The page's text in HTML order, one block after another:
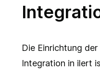
Die Einrichtung
Integration in ilert